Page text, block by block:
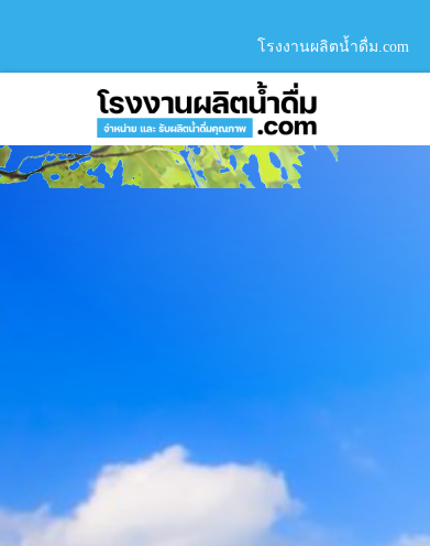
โรงงานผลิตน้ำดื่ม.com